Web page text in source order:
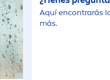
Aquí encontrarás
más.